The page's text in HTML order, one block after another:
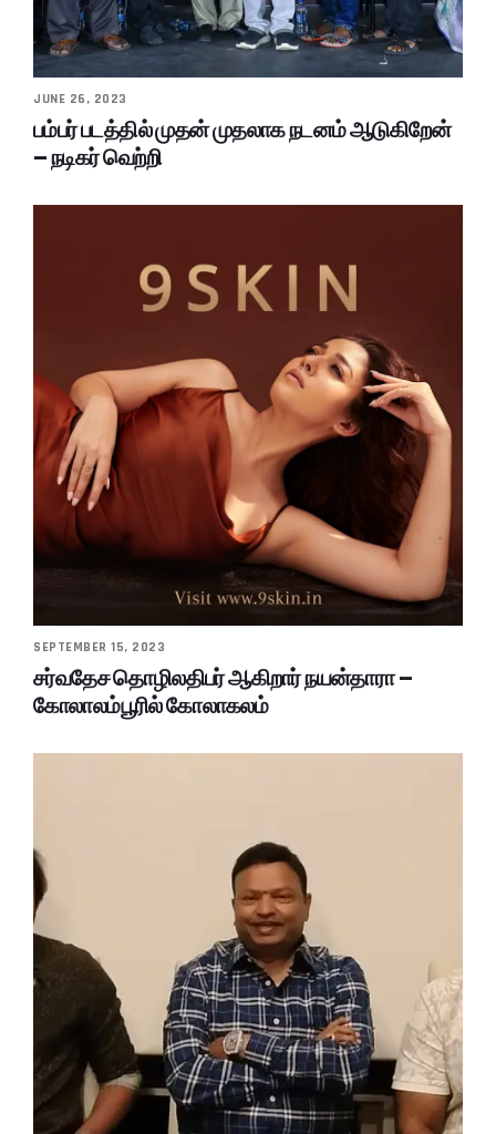
JUNE 26, 2023
பம்பர் படத்தில் முதன் முதலாக நடனம் ஆடுகிறேன்
– நடிகர் வெற்றி
SEPTEMBER 15, 2023
சர்வதேச தொழிலதிபர் ஆகிறார் நயன்தாரா –
கோலாலம்பூரில் கோலாகலம்